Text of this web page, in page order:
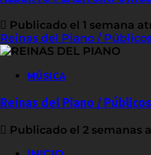
Publicado el 1 semana
Reinas del Piano /
MÚSICA
Reinas del Piano /
Publicado el 2 semanas